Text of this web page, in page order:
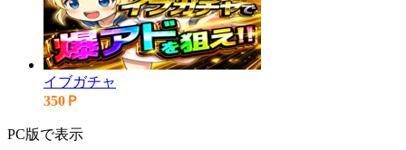
イブガチャ
350Ｐ
PC版で表示